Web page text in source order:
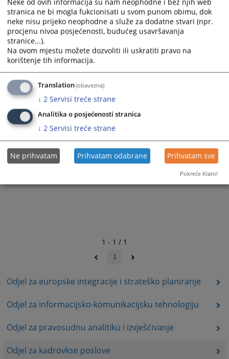
Odjel za europske integracije i strateško planiranje
Odjel za informacijsko-komunikacijsku tehnologiju
Odjel za pravosudnu analitiku i izvješćivanje
Odjel za kadrovkse poslove
utvrđenih ciljeva VSTV-a BiH.
1 - 1 / 1
1
Neke od ovih informacija su nam neophodne i bez njih web
stranica ne bi mogla fukcionisati u svom punom obimu, dok
neke nisu prijeko neophodne a služe za dodatne stvari (npr.
procjenu nivoa posjećenosti, budućeg usavršavanja
stranice...).
Na ovom mjestu možete dozvoliti ili uskratiti pravo na
korištenje tih informacija.
Translation(obavezna)
↓ 2 Servisi treće strane
Analitika o posjećenosti stranica
↓ 2 Servisi treće strane
Ne prihvatam Prihvatam odabrane Prihvatam sve
Pokreće Klaro!